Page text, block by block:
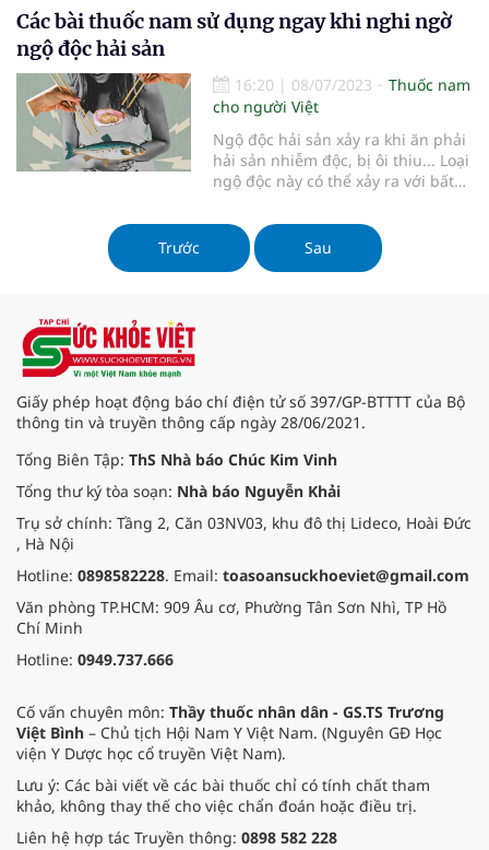
Các bài thuốc nam sử dụng ngay khi nghi ngờ
ngộ độc hải sản
16:20 | 08/07/2023
Thuốc nam
cho người Việt
Ngộ độc hải sản xảy ra khi ăn phải
hải sản nhiễm độc, bị ôi thiu... Loại
ngộ độc này có thể xảy ra với bất
lớn tuổi.
Trước
Sau
Giấy phép hoạt động báo chí điện tử số 397/GP-BTTTT của Bộ
thông tin và truyền thông cấp ngày 28/06/2021.
Tổng Biên Tập: ThS Nhà báo Chúc Kim Vinh
Tổng thư ký tòa soạn: Nhà báo Nguyễn Khải
Trụ sở chính: Tầng 2, Căn 03NV03, khu đô thị Lideco, Hoài Đức
, Hà Nội
Hotline: 0898582228. Email: toasoansuckhoeviet@gmail.com
Văn phòng TP.HCM: 909 Âu cơ, Phường Tân Sơn Nhì, TP Hồ
Chí Minh
Hotline: 0949.737.666
Cố vấn chuyên môn: Thầy thuốc nhân dân - GS.TS Trương
Việt Bình – Chủ tịch Hội Nam Y Việt Nam. (Nguyên GĐ Học
viện Y Dược học cổ truyền Việt Nam).
Lưu ý: Các bài viết về các bài thuốc chỉ có tính chất tham
khảo, không thay thế cho việc chẩn đoán hoặc điều trị.
Liên hệ hợp tác Truyền thông: 0898 582 228